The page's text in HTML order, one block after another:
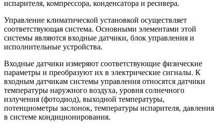
испарителя, компрессора, конденсатора и ресивера.
Управление климатической установкой осуществляет
соответствующая система. Основными элементами этой
системы являются входные датчики, блок управления и
исполнительные устройства.
Входные датчики измеряют соответствующие физические
параметры и преобразуют их в электрические сигналы. К
входным датчикам системы управления относятся датчики
температуры наружного воздуха, уровня солнечного
излучения (фотодиод), выходной температуры,
потенциометры заслонок, температуры испарителя, давления
в системе кондиционирования.